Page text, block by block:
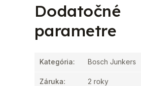
Dodatočné
parametre
Kategória: Bosch Junkers
Záruka: 2 roky